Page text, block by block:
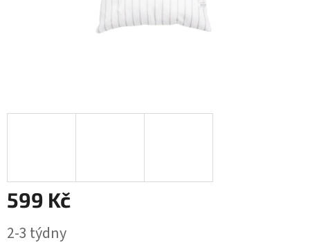
599 Kč
cena:
2-3 týdny